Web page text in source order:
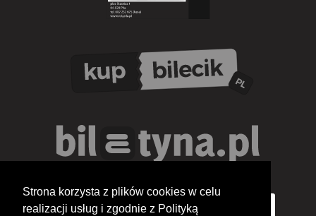
Strona korzysta z plików cookies w celu
realizacji usług i zgodnie z Polityką